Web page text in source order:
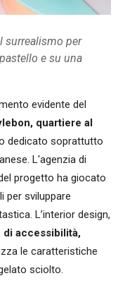
surrealismo per
e su una
evidente del
quartiere al
dedicato soprattutto
L'agenzia di
progetto ha giocato
per sviluppare
L’interior design,
accessibilità,
le caratteristiche
sciolto.